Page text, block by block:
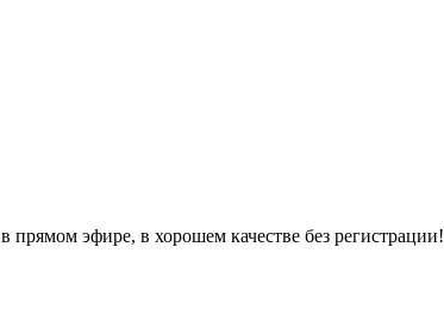
в прямом эфире, в хорошем качестве без регистрации!